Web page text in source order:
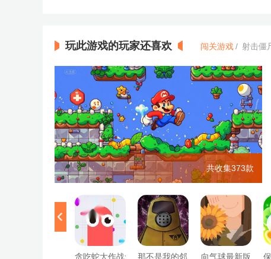
玩此游戏的玩家还喜欢 闯关游戏/ 射击僵
共收集373款
贪吃蛇大作战免费版那不是我的邻居游戏无广告版
向气球最新版